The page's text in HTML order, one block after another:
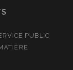
PUBLIC